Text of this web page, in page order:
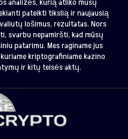
pateikti tikslią ir naujausią
lošimus, rezultatas. Nors
svarbu nepamiršti, kad mūsų
patarimu. Mes raginame jus
kriptografiniame kazino
ir kitų teisės aktų.